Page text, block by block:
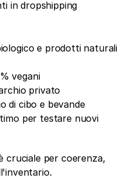
in dropshipping
e prodotti naturali
vegani
privato
di cibo e bevande
per testare nuovi
cruciale per coerenza,